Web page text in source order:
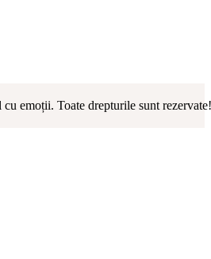
emoții. Toate drepturile sunt rezervate!